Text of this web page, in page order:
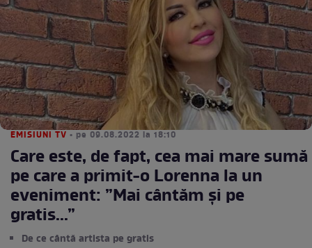
EMISIUNI TV • pe 09.08.2022 la 18:10
Care este, de fapt, cea mai mare sumă
pe care a primit-o Lorenna la un
eveniment: ”Mai cântăm și pe
gratis...”
De ce cântă artista pe gratis